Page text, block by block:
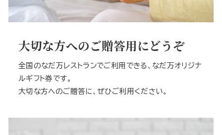
大切な方へのご贈答用にどうぞ
全国のなだ万レストランでご利用できる、なだ万オリジナ
ルギフト券です。
大切な方へのご贈答に、ぜひご利用ください。